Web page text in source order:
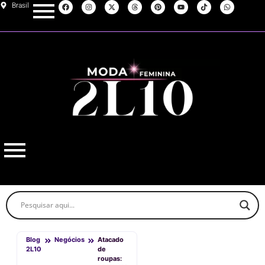
Brasil
Blog
2L10
Negócios
Atacado
de
roupas: